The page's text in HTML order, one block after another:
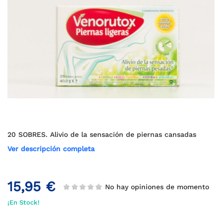
20 SOBRES. Alivio de la sensación de piernas cansadas
Ver descripción completa
15,95 € No hay opiniones de momento
¡En Stock!